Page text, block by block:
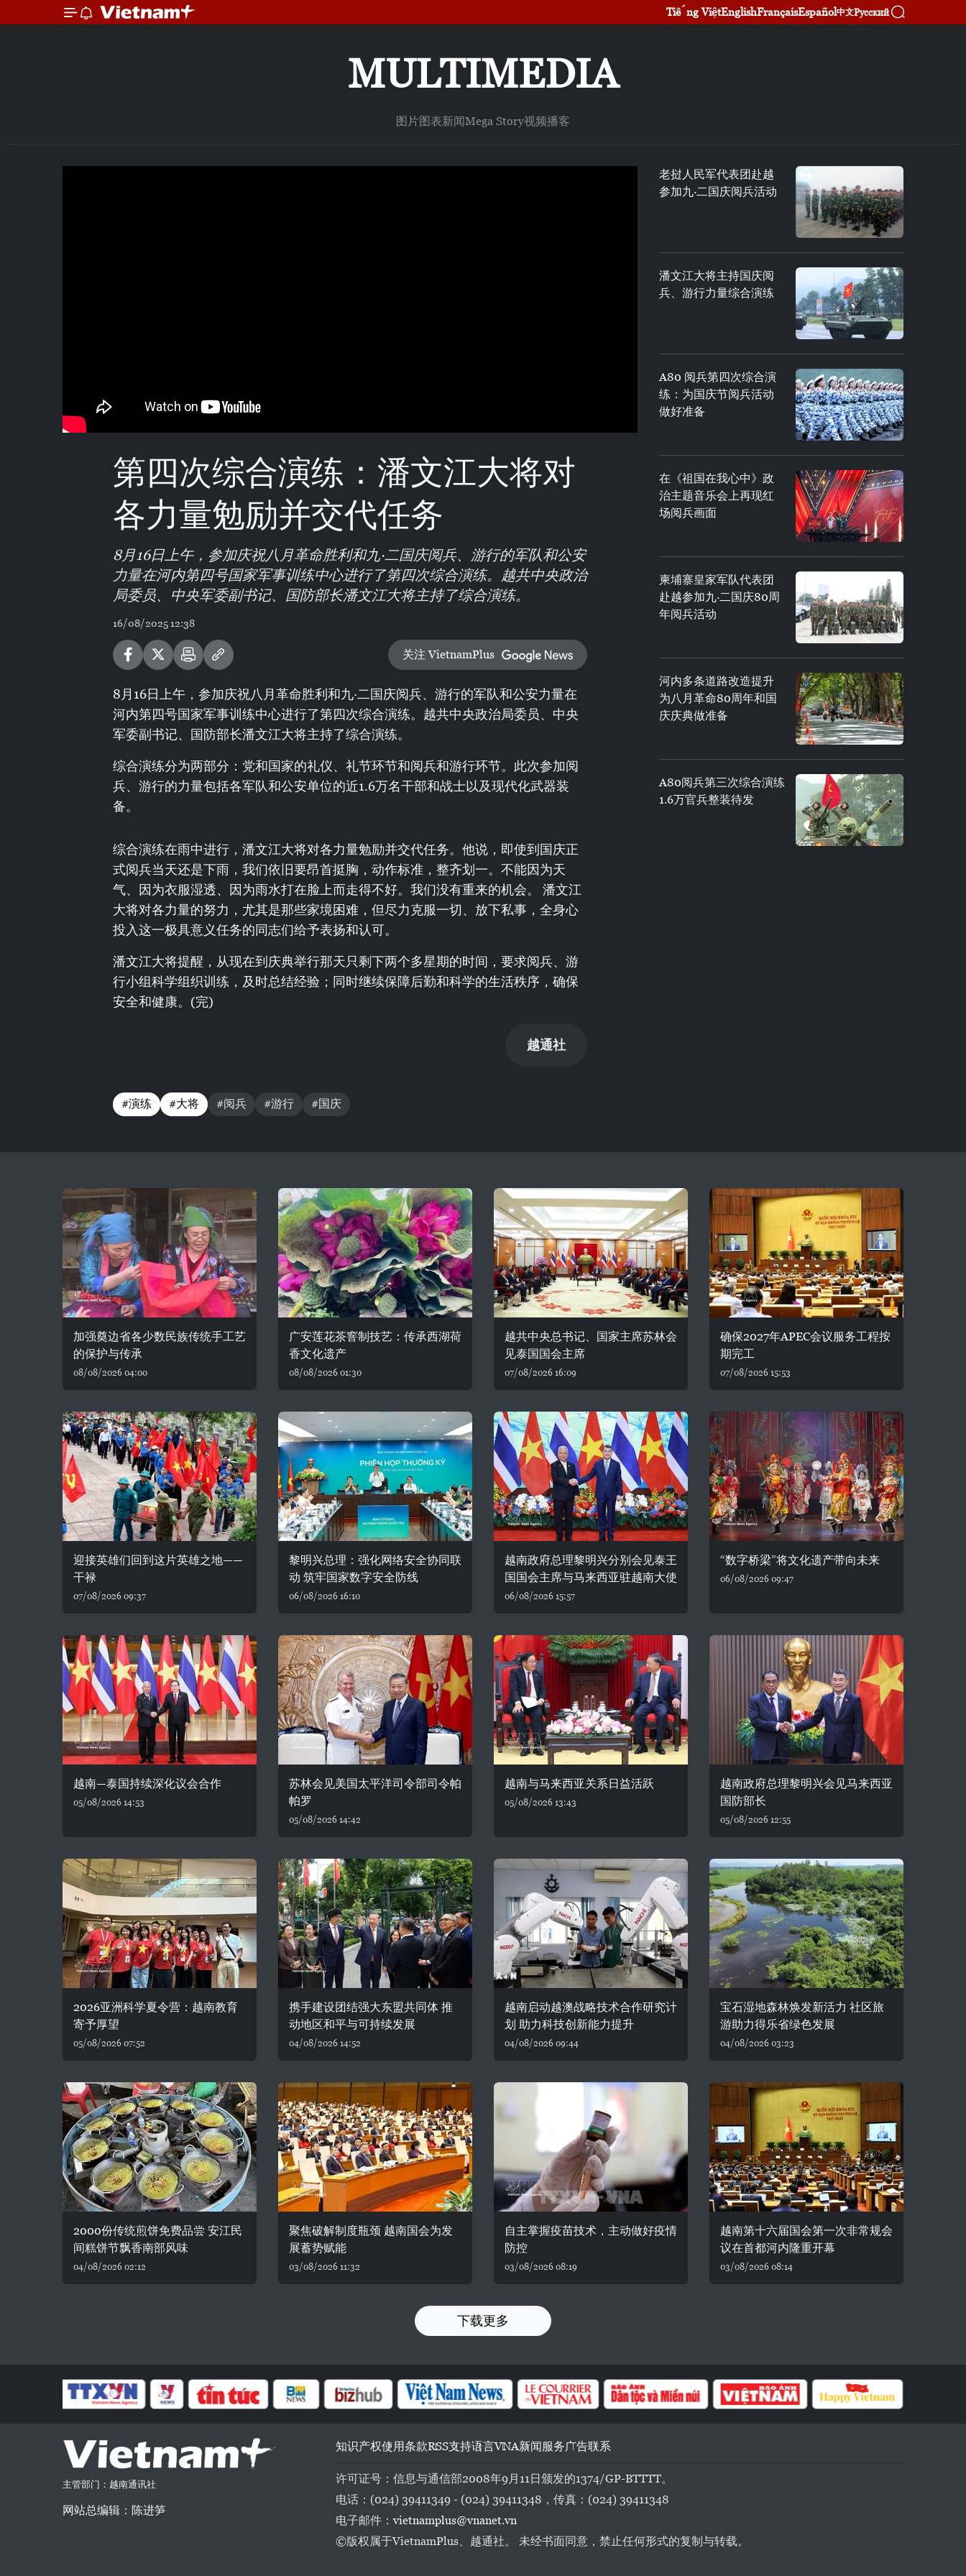
Tiếng ViệtEnglishFrançaisEspañol中文Русский
MULTIMEDIA
图片图表新闻Mega Story视频播客
第四次综合演练：潘文江大将对
各力量勉励并交代任务
8月16日上午，参加庆祝八月革命胜利和九·二国庆阅兵、游行的军队和公安
力量在河内第四号国家军事训练中心进行了第四次综合演练。越共中央政治
局委员、中央军委副书记、国防部长潘文江大将主持了综合演练。
16/08/2025 12:38
关注 VietnamPlus
8月16日上午，参加庆祝八月革命胜利和九·二国庆阅兵、游行的军队和公安力量在
河内第四号国家军事训练中心进行了第四次综合演练。越共中央政治局委员、中央
军委副书记、国防部长潘文江大将主持了综合演练。
综合演练分为两部分：党和国家的礼仪、礼节环节和阅兵和游行环节。此次参加阅
兵、游行的力量包括各军队和公安单位的近1.6万名干部和战士以及现代化武器装
备。
综合演练在雨中进行，潘文江大将对各力量勉励并交代任务。他说，即使到国庆正
式阅兵当天还是下雨，我们依旧要昂首挺胸，动作标准，整齐划一。不能因为天
气、因为衣服湿透、因为雨水打在脸上而走得不好。我们没有重来的机会。 潘文江
大将对各力量的努力，尤其是那些家境困难，但尽力克服一切、放下私事，全身心
投入这一极具意义任务的同志们给予表扬和认可。
潘文江大将提醒，从现在到庆典举行那天只剩下两个多星期的时间，要求阅兵、游
行小组科学组织训练，及时总结经验；同时继续保障后勤和科学的生活秩序，确保
安全和健康。(完)
越通社
#演练 #大将 #阅兵 #游行 #国庆
老挝人民军代表团赴越
参加九·二国庆阅兵活动
潘文江大将主持国庆阅
兵、游行力量综合演练
A80 阅兵第四次综合演
练：为国庆节阅兵活动
做好准备
在《祖国在我心中》政
治主题音乐会上再现红
场阅兵画面
柬埔寨皇家军队代表团
赴越参加九·二国庆80周
年阅兵活动
河内多条道路改造提升
为八月革命80周年和国
庆庆典做准备
A80阅兵第三次综合演练
1.6万官兵整装待发
加强奠边省各少数民族传统手工艺
的保护与传承
08/08/2026 04:00
广安莲花茶窨制技艺：传承西湖荷
香文化遗产
08/08/2026 01:30
越共中央总书记、国家主席苏林会
见泰国国会主席
07/08/2026 16:09
确保2027年APEC会议服务工程按
期完工
07/08/2026 15:53
迎接英雄们回到这片英雄之地——
干禄
07/08/2026 09:37
黎明兴总理：强化网络安全协同联
动 筑牢国家数字安全防线
06/08/2026 16:10
越南政府总理黎明兴分别会见泰王
国国会主席与马来西亚驻越南大使
06/08/2026 15:57
“数字桥梁”将文化遗产带向未来
06/08/2026 09:47
越南—泰国持续深化议会合作
05/08/2026 14:53
苏林会见美国太平洋司令部司令帕
帕罗
05/08/2026 14:42
越南与马来西亚关系日益活跃
05/08/2026 13:43
越南政府总理黎明兴会见马来西亚
国防部长
05/08/2026 12:55
2026亚洲科学夏令营：越南教育
寄予厚望
05/08/2026 07:52
携手建设团结强大东盟共同体 推
动地区和平与可持续发展
04/08/2026 14:52
越南启动越澳战略技术合作研究计
划 助力科技创新能力提升
04/08/2026 09:44
宝石湿地森林焕发新活力 社区旅
游助力得乐省绿色发展
04/08/2026 03:23
2000份传统煎饼免费品尝 安江民
间糕饼节飘香南部风味
04/08/2026 02:12
聚焦破解制度瓶颈 越南国会为发
展蓄势赋能
03/08/2026 11:32
自主掌握疫苗技术，主动做好疫情
防控
03/08/2026 08:19
越南第十六届国会第一次非常规会
议在首都河内隆重开幕
03/08/2026 08:14
下载更多
主管部门：越南通讯社
网站总编辑：陈进笋
知识产权使用条款RSS支持语言VNA新闻服务广告联系
许可证号：信息与通信部2008年9月11日颁发的1374/GP-BTTTT。
电话：(024) 39411349 - (024) 39411348，传真：(024) 39411348
电子邮件：vietnamplus@vnanet.vn
©版权属于VietnamPlus、越通社。 未经书面同意，禁止任何形式的复制与转载。